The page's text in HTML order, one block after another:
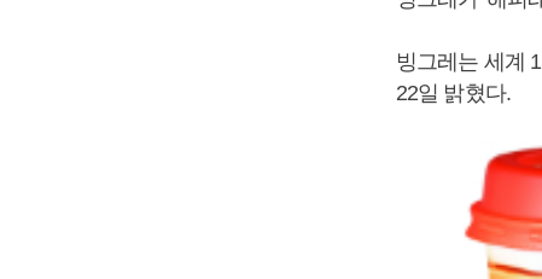
빙그레는 세계
22일 밝혔다.